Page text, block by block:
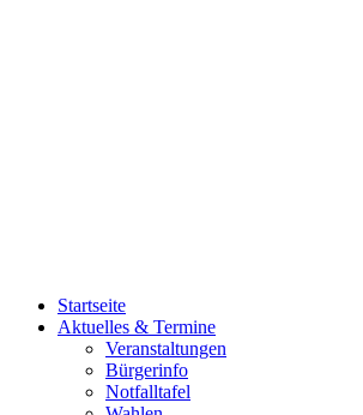
Startseite
Aktuelles & Termine
Veranstaltungen
Bürgerinfo
Notfalltafel